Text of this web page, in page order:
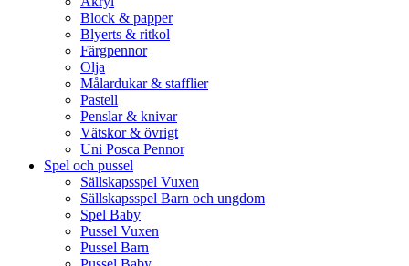
Block & papper
Blyerts & ritkol
Färgpennor
Olja
Målardukar & stafflier
Pastell
Penslar & knivar
Vätskor & övrigt
Uni Posca Pennor
Spel och pussel
Sällskapsspel Vuxen
Sällskapsspel Barn och ungdom
Spel Baby
Pussel Vuxen
Pussel Barn